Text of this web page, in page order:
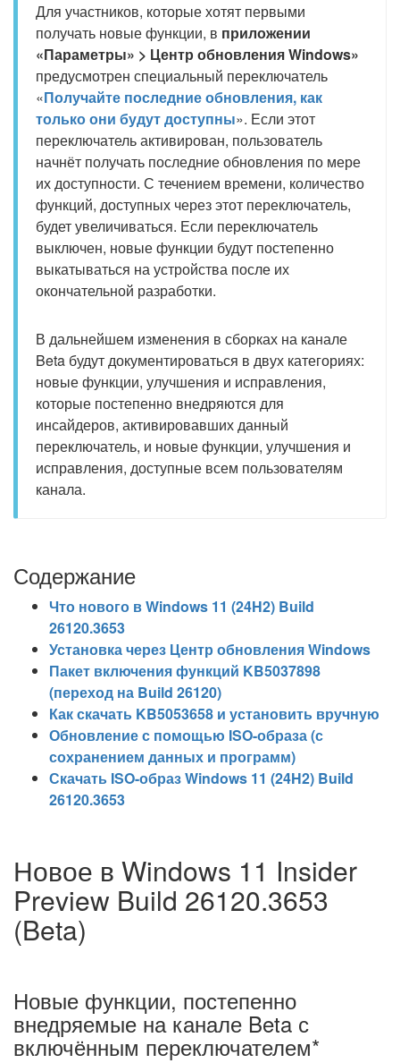
Для участников, которые хотят первыми
получать новые функции, в приложении
«Параметры» > Центр обновления Windows»
предусмотрен специальный переключатель
«Получайте последние обновления, как
только они будут доступны». Если этот
переключатель активирован, пользователь
начнёт получать последние обновления по мере
их доступности. С течением времени, количество
функций, доступных через этот переключатель,
будет увеличиваться. Если переключатель
выключен, новые функции будут постепенно
выкатываться на устройства после их
окончательной разработки.
В дальнейшем изменения в сборках на канале
Beta будут документироваться в двух категориях:
новые функции, улучшения и исправления,
которые постепенно внедряются для
инсайдеров, активировавших данный
переключатель, и новые функции, улучшения и
исправления, доступные всем пользователям
канала.
Содержание
Что нового в Windows 11 (24H2) Build
26120.3653
Установка через Центр обновления Windows
Пакет включения функций KB5037898
(переход на Build 26120)
Как скачать KB5053658 и установить вручную
Обновление с помощью ISO-образа (с
сохранением данных и программ)
Скачать ISO-образ Windows 11 (24H2) Build
26120.3653
Новое в Windows 11 Insider
Preview Build 26120.3653
(Beta)
Новые функции, постепенно
внедряемые на канале Beta с
включённым переключателем*